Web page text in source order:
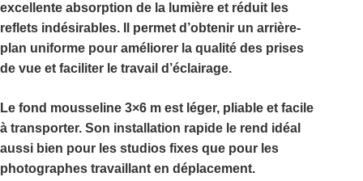
excellente absorption de la lumière et réduit les
reflets indésirables. Il permet d’obtenir un arrière-
plan uniforme pour améliorer la qualité des prises
de vue et faciliter le travail d’éclairage.
Le fond mousseline 3×6 m est léger, pliable et facile
à transporter. Son installation rapide le rend idéal
aussi bien pour les studios fixes que pour les
photographes travaillant en déplacement.